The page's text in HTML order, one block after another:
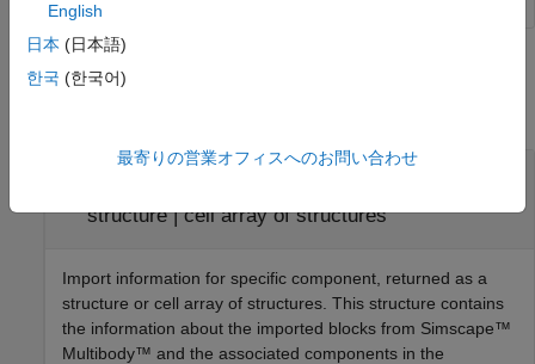
Output Arguments
info— Import information for specific
structure | cell array of structures
Import information for specific component, returned as a
structure or cell array of structures. This structure contains
the information about the imported blocks from Simscape™
Multibody™ and the associated components in the
English
日本 (日本語)
한국 (한국어)
最寄りの営業オフィスへのお問い合わせ